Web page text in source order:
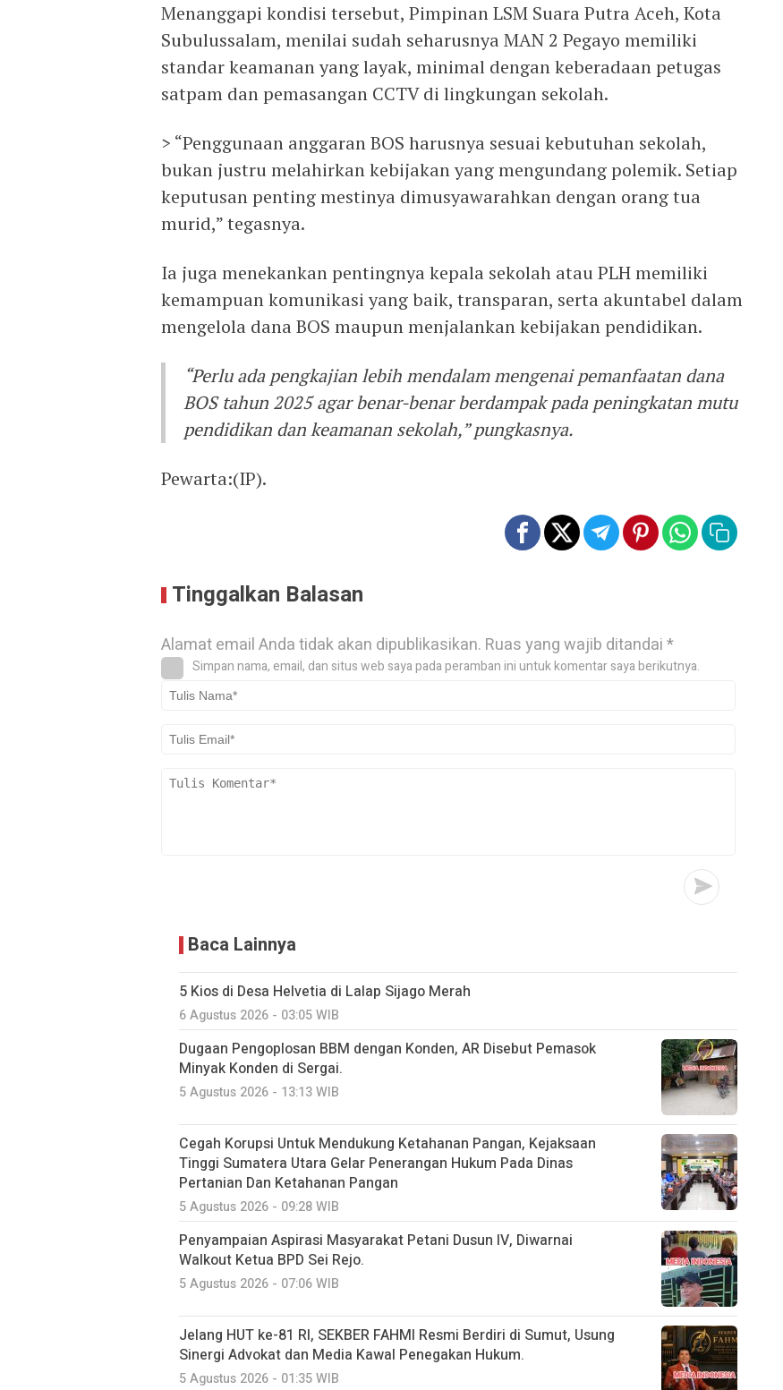
Menanggapi kondisi tersebut, Pimpinan LSM Suara Putra Aceh, Kota
Subulussalam, menilai sudah seharusnya MAN 2 Pegayo memiliki
standar keamanan yang layak, minimal dengan keberadaan petugas
satpam dan pemasangan CCTV di lingkungan sekolah.
> “Penggunaan anggaran BOS harusnya sesuai kebutuhan sekolah,
bukan justru melahirkan kebijakan yang mengundang polemik. Setiap
keputusan penting mestinya dimusyawarahkan dengan orang tua
murid,” tegasnya.
Ia juga menekankan pentingnya kepala sekolah atau PLH memiliki
kemampuan komunikasi yang baik, transparan, serta akuntabel dalam
mengelola dana BOS maupun menjalankan kebijakan pendidikan.
“Perlu ada pengkajian lebih mendalam mengenai pemanfaatan dana
BOS tahun 2025 agar benar-benar berdampak pada peningkatan mutu
pendidikan dan keamanan sekolah,” pungkasnya.
Pewarta:(IP).
Tinggalkan Balasan
Alamat email Anda tidak akan dipublikasikan. Ruas yang wajib ditandai*
Simpan nama, email, dan situs web saya pada peramban ini untuk komentar saya berikutnya.
Baca Lainnya
5 Kios di Desa Helvetia di Lalap Sijago Merah
6 Agustus 2026 - 03:05 WIB
Dugaan Pengoplosan BBM dengan Konden, AR Disebut Pemasok
Minyak Konden di Sergai.
5 Agustus 2026 - 13:13 WIB
Cegah Korupsi Untuk Mendukung Ketahanan Pangan, Kejaksaan
Tinggi Sumatera Utara Gelar Penerangan Hukum Pada Dinas
Pertanian Dan Ketahanan Pangan
5 Agustus 2026 - 09:28 WIB
Penyampaian Aspirasi Masyarakat Petani Dusun IV, Diwarnai
Walkout Ketua BPD Sei Rejo.
5 Agustus 2026 - 07:06 WIB
Jelang HUT ke-81 RI, SEKBER FAHMI Resmi Berdiri di Sumut, Usung
Sinergi Advokat dan Media Kawal Penegakan Hukum.
5 Agustus 2026 - 01:35 WIB